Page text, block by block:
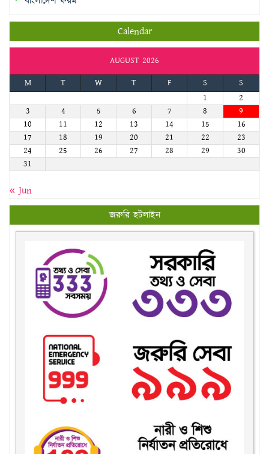
Calendar
AUGUST 2026
M
T W T F S
S
1
2
3
4 5 6 7 8
9
10
11 12 13 14 15
16
17
18 19 20 21 22
23
24
25 26 27 28 29
30
31
« Jun
জরুরি হটলাইন